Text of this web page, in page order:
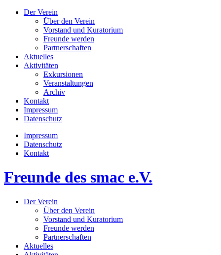
Der Verein
Über den Verein
Vorstand und Kuratorium
Freunde werden
Partnerschaften
Aktuelles
Aktivitäten
Exkursionen
Veranstaltungen
Archiv
Kontakt
Impressum
Datenschutz
Impressum
Datenschutz
Kontakt
Freunde des smac e.V.
Der Verein
Über den Verein
Vorstand und Kuratorium
Freunde werden
Partnerschaften
Aktuelles